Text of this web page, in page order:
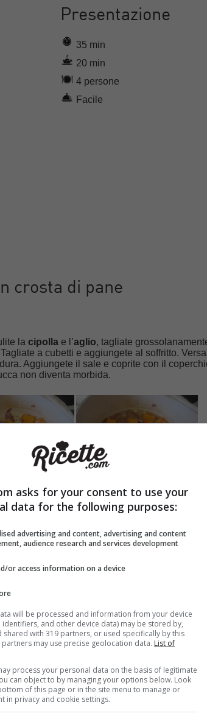
Presentazione
35 min
20 min
4 persone
Facile
crosta di pane
lacipolla e l’aglio, tagliate
Tagliate a cubetti e aggiungete al soffritto.
Aggiungete il sale e coprite con il
non diventa morbida.
fino ad ottenere una crema liscia.
con il
a bastoncini.
asks for your consent to use your
data for the following purposes:
advertising and content, advertising and content
audience research and services development
or access information on a device
will be processed and information from your device
identifiers, and other device data) may be stored by,
shared with 319 partners, or used specifically by this
partners may use precise geolocation data. List of
process your personal data on the basis of legitimate
can object to by managing your options below. Look
of this page or in the site menu to manage or
in privacy and cookie settings.